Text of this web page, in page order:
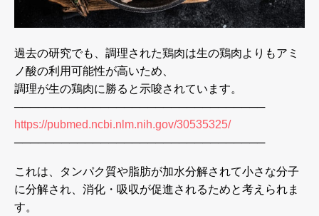
過去の研究でも、調理された鶏肉は生の鶏肉よりもアミ
ノ酸の利用可能性が高いため、
調理が生の鶏肉に勝ると示唆されています。
────────────────────────────────
https://pubmed.ncbi.nlm.nih.gov/30535325/
────────────────────────────────
これは、タンパク質や脂肪が加水分解されて小さな分子
に分解され、消化・吸収が促進されるためと考えられま
す。